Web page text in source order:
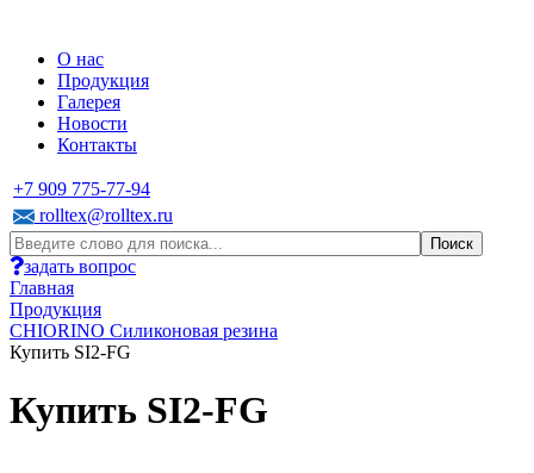
О нас
Продукция
Галерея
Новости
Контакты
+7 909 775-77-94
rolltex@rolltex.ru
задать вопрос
Главная
Продукция
CHIORINO Силиконовая резина
Купить SI2-FG
Купить SI2-FG